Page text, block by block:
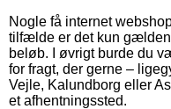
Nogle få internet
tilfælde er det kun
beløb. I øvrigt burde du
for fragt, der gerne –
Vejle, Kalundborg eller
et afhentningssted.